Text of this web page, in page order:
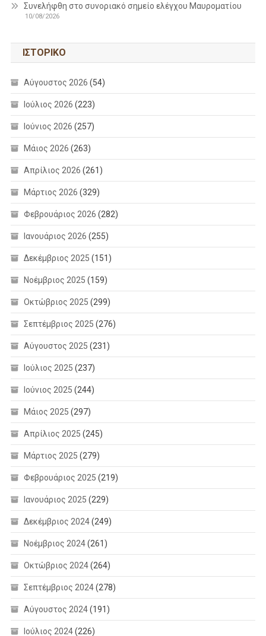
Συνελήφθη στο συνοριακό σημείο ελέγχου Μαυροματίου
10/08/2026
ΙΣΤΟΡΙΚΌ
Αύγουστος 2026 (54)
Ιούλιος 2026 (223)
Ιούνιος 2026 (257)
Μάιος 2026 (263)
Απρίλιος 2026 (261)
Μάρτιος 2026 (329)
Φεβρουάριος 2026 (282)
Ιανουάριος 2026 (255)
Δεκέμβριος 2025 (151)
Νοέμβριος 2025 (159)
Οκτώβριος 2025 (299)
Σεπτέμβριος 2025 (276)
Αύγουστος 2025 (231)
Ιούλιος 2025 (237)
Ιούνιος 2025 (244)
Μάιος 2025 (297)
Απρίλιος 2025 (245)
Μάρτιος 2025 (279)
Φεβρουάριος 2025 (219)
Ιανουάριος 2025 (229)
Δεκέμβριος 2024(249)
Νοέμβριος 2024(261)
Οκτώβριος 2024(264)
Σεπτέμβριος 2024(278)
Αύγουστος 2024(191)
Ιούλιος 2024(226)